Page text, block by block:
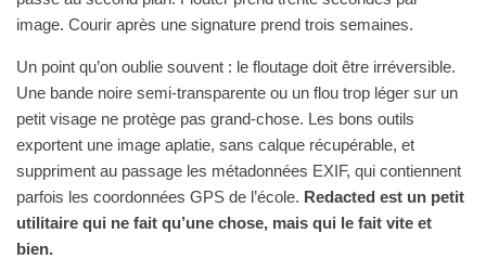
image. Courir après une signature prend trois semaines.
Un point qu’on oublie souvent : le floutage doit être irréversible.
Une bande noire semi-transparente ou un flou trop léger sur un
petit visage ne protège pas grand-chose. Les bons outils
exportent une image aplatie, sans calque récupérable, et
suppriment au passage les métadonnées EXIF, qui contiennent
parfois les coordonnées GPS de l’école. Redacted est un petit
utilitaire qui ne fait qu’une chose, mais qui le fait vite et
bien.